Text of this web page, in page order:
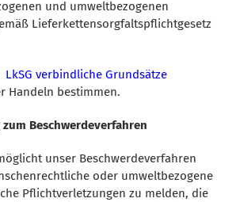
und umweltbezogenen
Lieferkettensorgfaltspflichtgesetz
LkSG verbindliche Grundsätze
Handeln bestimmen.
Beschwerdeverfahren
unser Beschwerdeverfahren
oder umweltbezogene
Pflichtverletzungen zu melden, die